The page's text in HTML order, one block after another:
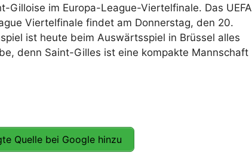
Gilloise im Europa-League-Viertelfinale. Das UEFA
Viertelfinale findet am Donnerstag, den 20.
ist heute beim Auswärtsspiel in Brüssel alles
denn Saint-Gilles ist eine kompakte Mannschaft
Quelle bei Google hinzu